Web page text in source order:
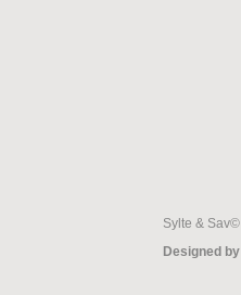
Sylte & Sav©
Designed by